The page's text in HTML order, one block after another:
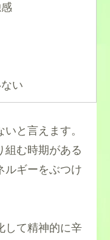
い
と言えます。
組む時期がある
ルギーをぶつけ
して精神的に辛